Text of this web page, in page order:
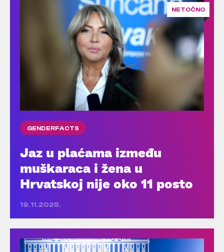
NETOČNO
GENDERFACTS
Jaz u plaćama između
muškaraca i žena u
Hrvatskoj nije oko 11 posto
19.11.2025.